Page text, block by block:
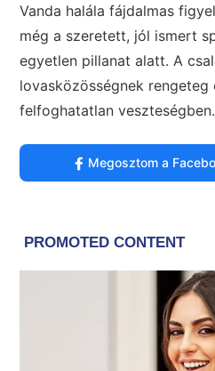
Vanda halála fájdalmas
még a szeretett, jól ismert
egyetlen pillanat alatt. A
lovasközösségnek
felfoghatatlan veszteségben.
Megosztom a